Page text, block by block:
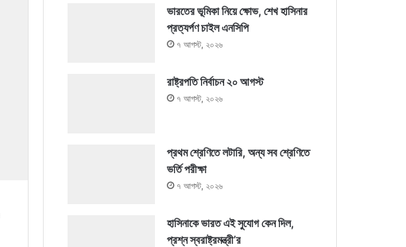
ভারতের ভূমিকা নিয়ে ক্ষোভ, শেখ হাসিনার
প্রত্যর্পণ চাইল এনসিপি
৭ আগস্ট, ২০২৬
রাষ্ট্রপতি নির্বাচন ২০ আগস্ট
৭ আগস্ট, ২০২৬
প্রথম শ্রেণিতে লটারি, অন্য সব শ্রেণিতে
ভর্তি পরীক্ষা
৭ আগস্ট, ২০২৬
হাসিনাকে ভারত এই সুযোগ কেন দিল,
প্রশ্ন স্বরাষ্ট্রমন্ত্রী’র